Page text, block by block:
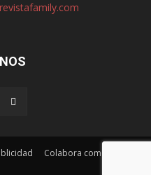
Colabora como autor